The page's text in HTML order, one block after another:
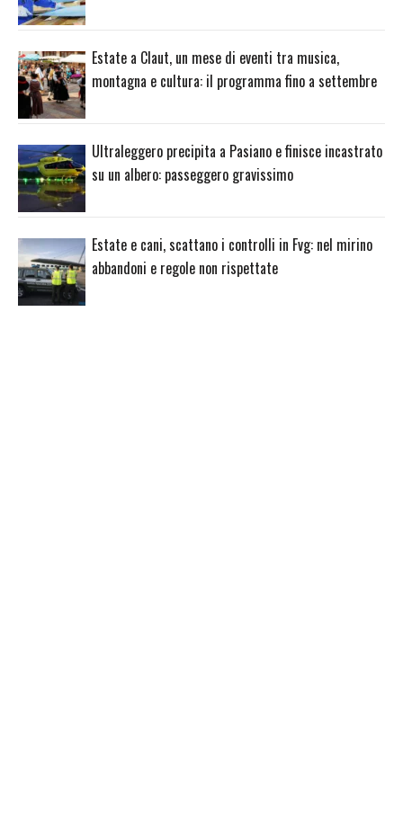
Estate a Claut, un mese di eventi tra musica,
montagna e cultura: il programma fino a settembre
Ultraleggero precipita a Pasiano e finisce incastrato
su un albero: passeggero gravissimo
Estate e cani, scattano i controlli in Fvg: nel mirino
abbandoni e regole non rispettate